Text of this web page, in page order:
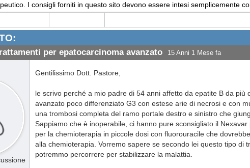
I consigli forniti in questo sito devono essere intesi semplicemente
per epatocarcinoma avanzato 15 Anni 1 Mese fa
Gentilissimo Dott. Pastore,
le scrivo perché a mio padre di 54 anni affetto da epatite B da
avanzato poco differenziato G3 con estese arie di necrosi e con
una trombosi completa del ramo portale destro e sinistro che
Sappiamo che è inoperabile, ci hanno pure sconsigliato il
per la chemioterapia in piccole dosi con fluorouracile che
alla chemioterapia. Vorremo sapere se secondo lei questo tipo
potremmo percorrere per stabilizzare la malattia.